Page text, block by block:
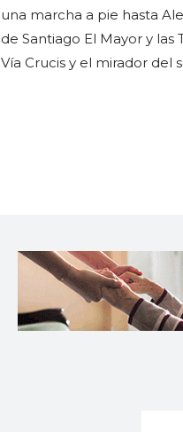
una marcha a pie hasta
de Santiago El Mayor y
Vía Crucis y el mirador del